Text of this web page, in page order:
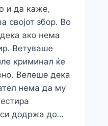
и да каже,
својот збор. Во
ако нема
Ветуваше
криминал ќе
Велеше дека
нема да му
додржа до…